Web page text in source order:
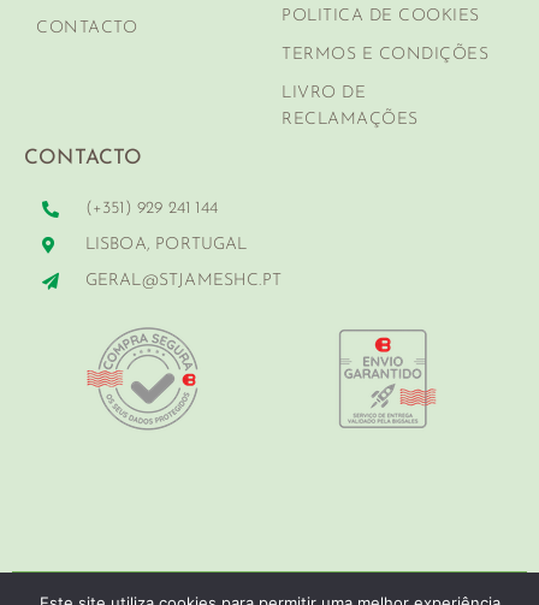
CONTACTO
POLITICA DE COOKIES
TERMOS E CONDIÇÕES
LIVRO DE
RECLAMAÇÕES
CONTACTO
(+351) 929 241 144
LISBOA, PORTUGAL
GERAL@STJAMESHC.PT